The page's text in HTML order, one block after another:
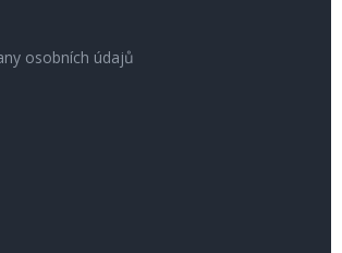
osobních údajů